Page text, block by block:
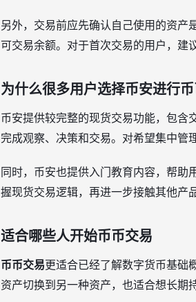
另外，交易前应先确认自己使用的资产
可交易余额。对于首次交易的用户，建
为什么很多用户选择币安进行
币安提供较完整的现货交易功能，包含
完成观察、决策和交易。对希望集中管
同时，币安也提供入门教育内容，帮助
握现货交易逻辑，再进一步接触其他产
适合哪些人开始币币交易
币币交易更适合已经了解数字货币基础
资产切换到另一种资产，也适合想长期